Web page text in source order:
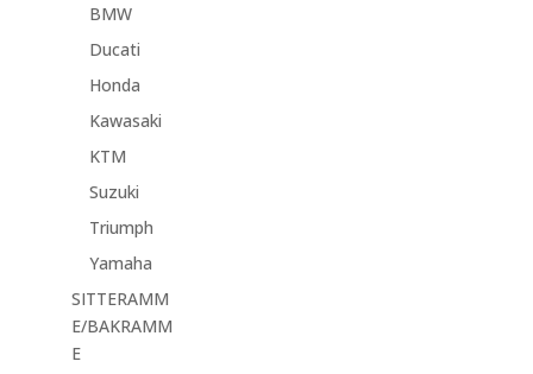
BMW
Ducati
Honda
Kawasaki
KTM
Suzuki
Triumph
Yamaha
SITTERAMM
E/BAKRAMM
E